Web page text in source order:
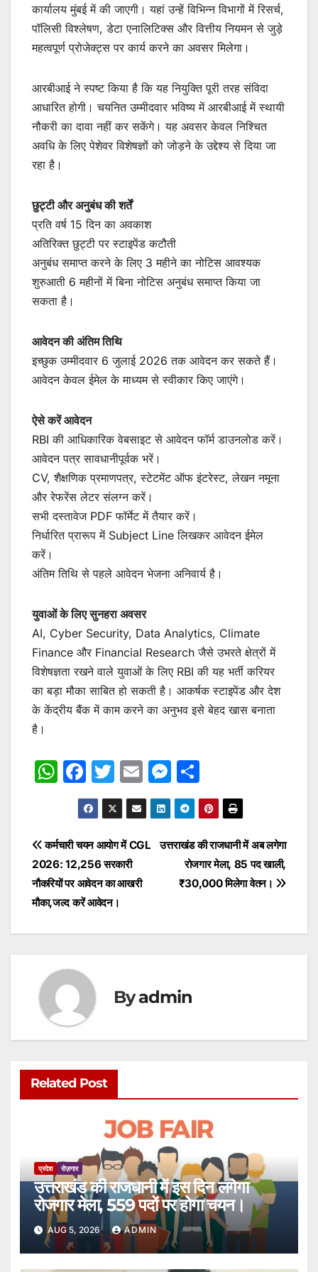
कार्यालय मुंबई में की जाएगी। यहां उन्हें विभिन्न विभागों में रिसर्च,
पॉलिसी विश्लेषण, डेटा एनालिटिक्स और वित्तीय नियमन से जुड़े
महत्वपूर्ण प्रोजेक्ट्स पर कार्य करने का अवसर मिलेगा।
आरबीआई ने स्पष्ट किया है कि यह नियुक्ति पूरी तरह संविदा
आधारित होगी। चयनित उम्मीदवार भविष्य में आरबीआई में स्थायी
नौकरी का दावा नहीं कर सकेंगे। यह अवसर केवल निश्चित
अवधि के लिए पेशेवर विशेषज्ञों को जोड़ने के उद्देश्य से दिया जा
रहा है।
छुट्टी और अनुबंध की शर्तें
प्रति वर्ष 15 दिन का अवकाश
अतिरिक्त छुट्टी पर स्टाइपेंड कटौती
अनुबंध समाप्त करने के लिए 3 महीने का नोटिस आवश्यक
शुरुआती 6 महीनों में बिना नोटिस अनुबंध समाप्त किया जा
सकता है।
आवेदन की अंतिम तिथि
इच्छुक उम्मीदवार 6 जुलाई 2026 तक आवेदन कर सकते हैं।
आवेदन केवल ईमेल के माध्यम से स्वीकार किए जाएंगे।
ऐसे करें आवेदन
RBI की आधिकारिक वेबसाइट से आवेदन फॉर्म डाउनलोड करें।
आवेदन पत्र सावधानीपूर्वक भरें।
CV, शैक्षणिक प्रमाणपत्र, स्टेटमेंट ऑफ इंटरेस्ट, लेखन नमूना
और रेफरेंस लेटर संलग्न करें।
सभी दस्तावेज PDF फॉर्मेट में तैयार करें।
निर्धारित प्रारूप में Subject Line लिखकर आवेदन ईमेल
करें।
अंतिम तिथि से पहले आवेदन भेजना अनिवार्य है।
युवाओं के लिए सुनहरा अवसर
AI, Cyber Security, Data Analytics, Climate
Finance और Financial Research जैसे उभरते क्षेत्रों में
विशेषज्ञता रखने वाले युवाओं के लिए RBI की यह भर्ती करियर
का बड़ा मौका साबित हो सकती है। आकर्षक स्टाइपेंड और देश
के केंद्रीय बैंक में काम करने का अनुभव इसे बेहद खास बनाता
है।
W
s
A
p
p
F
a
c
e
b
o
o
k
T
w
itt
er
E
m
ai
l
M
e
s
s
e
n
er
h
ar
e
Post
navigation
उत्तराखंड की राजधानी में अब लगेगा
रोजगार मेला, 85 पद खाली,
₹30,000 मिलेगा वेतन।
कर्मचारी चयन आयोग में CGL
2026: 12,256 सरकारी
नौकरियों पर आवेदन का आखरी
मौका,जल्द करें आवेदन।
Byadmin
Related Post
प्रदेश रोज़गार
उत्तराखंड की राजधानी में इस दिन लगेगा
रोजगार मेला, 559 पदों पर होगा चयन।
AUG 5, 2026 ADMIN